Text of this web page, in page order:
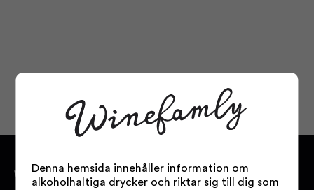
WINEFAMLY.SE
Denna hemsida innehåller information om
alkoholhaltiga drycker och riktar sig till dig som